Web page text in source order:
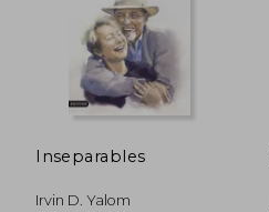
Inseparables
Irvin D. Yalom